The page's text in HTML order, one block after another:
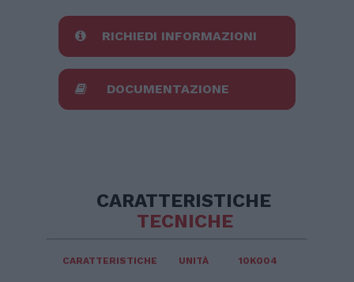
RICHIEDI INFORMAZIONI
DOCUMENTAZIONE
CARATTERISTICHE
TECNICHE
CARATTERISTICHE UNITÀ 10K004